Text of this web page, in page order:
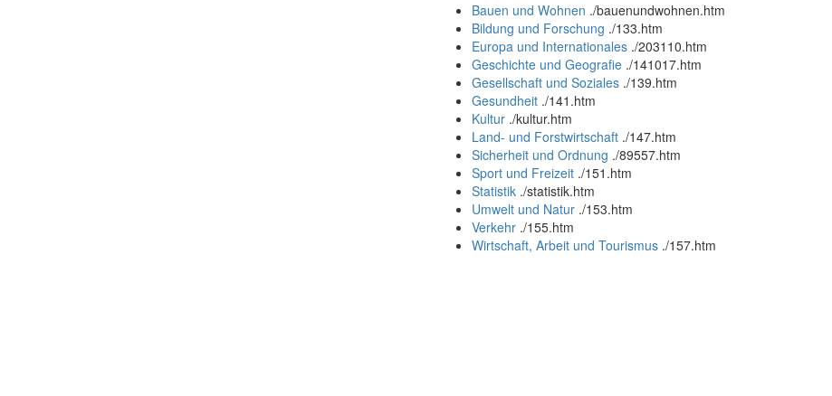
Bauen und Wohnen ./bauenundwohnen.htm
Bildung und Forschung ./133.htm
Europa und Internationales ./203110.htm
Geschichte und Geografie ./141017.htm
Gesellschaft und Soziales ./139.htm
Gesundheit ./141.htm
Kultur ./kultur.htm
Land- und Forstwirtschaft ./147.htm
Sicherheit und Ordnung ./89557.htm
Sport und Freizeit ./151.htm
Statistik ./statistik.htm
Umwelt und Natur ./153.htm
Verkehr ./155.htm
Wirtschaft, Arbeit und Tourismus ./157.htm